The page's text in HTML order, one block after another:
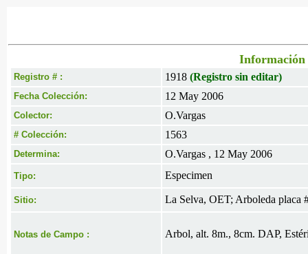
Información
Registro # : 1918 (Registro sin editar)
Fecha Colección: 12 May 2006
Colector: O.Vargas
# Colección: 1563
Determina: O.Vargas , 12 May 2006
Tipo: Especimen
Sitio: La Selva, OET; Arboleda placa
Notas de Campo : Arbol, alt. 8m., 8cm. DAP,